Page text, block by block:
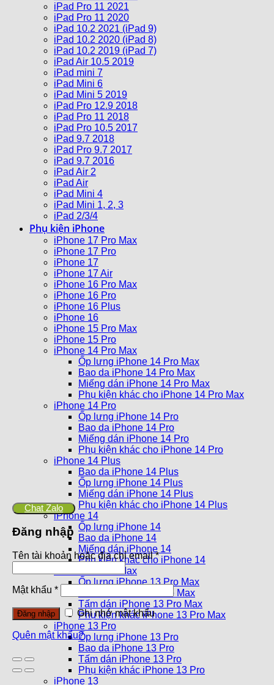
iPad Pro 11 2021
iPad Pro 11 2020
iPad 10.2 2021 (iPad 9)
iPad 10.2 2020 (iPad 8)
iPad 10.2 2019 (iPad 7)
iPad Air 10.5 2019
iPad mini 7
iPad Mini 6
iPad Mini 5 2019
iPad Pro 12.9 2018
iPad Pro 11 2018
iPad Pro 10.5 2017
iPad 9.7 2018
iPad Pro 9.7 2017
iPad 9.7 2016
iPad Air 2
iPad Air
iPad Mini 4
iPad Mini 1, 2, 3
iPad 2/3/4
Phụ kiện iPhone
iPhone 17 Pro Max
iPhone 17 Pro
iPhone 17
iPhone 17 Air
iPhone 16 Pro Max
iPhone 16 Pro
iPhone 16 Plus
iPhone 16
iPhone 15 Pro Max
iPhone 15 Pro
iPhone 14 Pro Max
Ốp lưng iPhone 14 Pro Max
Bao da iPhone 14 Pro Max
Miếng dán iPhone 14 Pro Max
Phụ kiện khác cho iPhone 14 Pro Max
iPhone 14 Pro
Ốp lưng iPhone 14 Pro
Bao da iPhone 14 Pro
Miếng dán iPhone 14 Pro
Phụ kiện khác cho iPhone 14 Pro
iPhone 14 Plus
Bao da iPhone 14 Plus
Ốp lưng iPhone 14 Plus
Miếng dán iPhone 14 Plus
Phụ kiện khác cho iPhone 14 Plus
iPhone 14
Ốp lưng iPhone 14
Bao da iPhone 14
Miếng dán iPhone 14
Phụ kiện khác cho iPhone 14
iPhone 13 Pro Max
Ốp lưng iPhone 13 Pro Max
Bao da iPhone 13 Pro Max
Tấm dán iPhone 13 Pro Max
Phụ kiện khác iPhone 13 Pro Max
iPhone 13 Pro
Ốp lưng iPhone 13 Pro
Bao da iPhone 13 Pro
Tấm dán iPhone 13 Pro
Phụ kiện khác iPhone 13 Pro
iPhone 13
Chat Zalo
Đăng nhập
Tên tài khoản hoặc địa chỉ email*
Mật khẩu *
Đăng nhập Ghi nhớ mật khẩu
Quên mật khẩu?